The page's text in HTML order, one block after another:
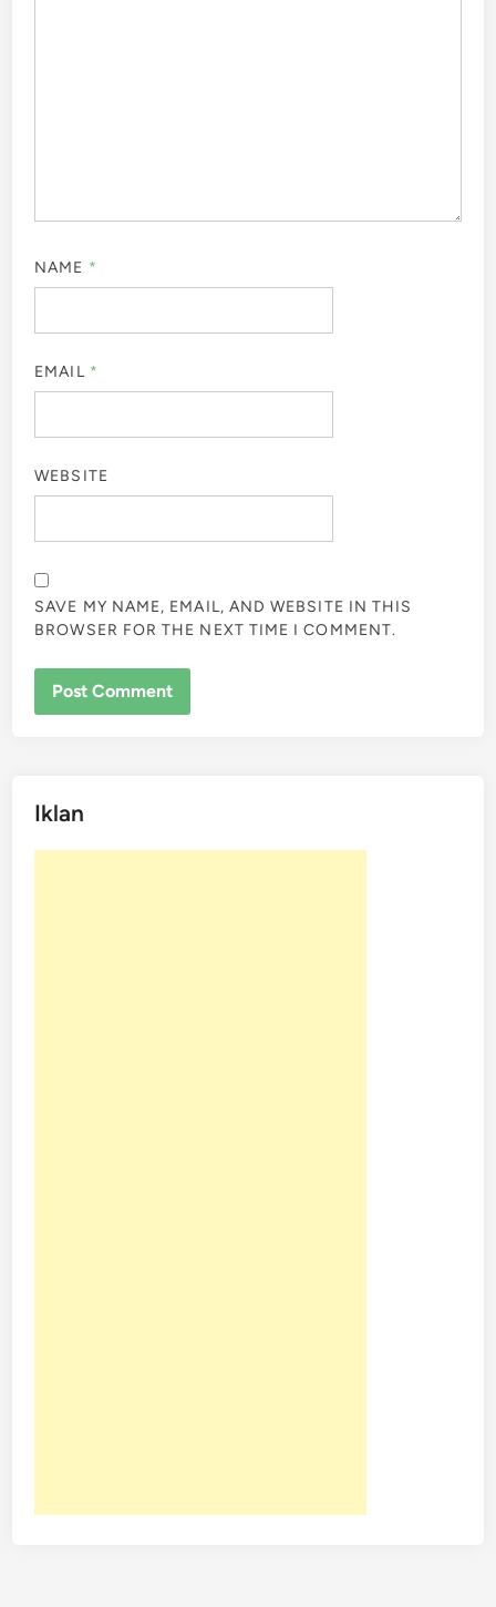
NAME *
EMAIL *
WEBSITE
SAVE MY NAME, EMAIL, AND WEBSITE IN THIS
BROWSER FOR THE NEXT TIME I COMMENT.
Iklan